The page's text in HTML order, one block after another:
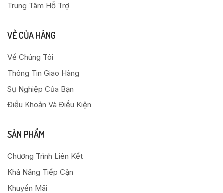
Trung Tâm Hỗ Trợ
VỀ CỦA HÀNG
Về Chúng Tôi
Thông Tin Giao Hàng
Sự Nghiệp Của Bạn
Điều Khoản Và Điều Kiện
SẢN PHẨM
Chương Trình Liên Kết
Khả Năng Tiếp Cận
Khuyến Mãi